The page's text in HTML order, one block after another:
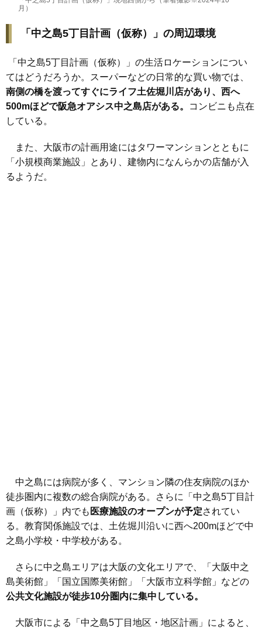
月）
「中之島5丁目計画（仮称）」の周辺環境
「中之島5丁目計画（仮称）」の生活ロケーションについ
てはどうだろうか。スーパーなどの日常的な買い物では、
南側の橋を渡ってすぐにライフ土佐堀川店があり、西へ
500mほどで阪急オアシス中之島店がある。
コンビニも点在
している。
また、大阪市の計画用途にはタワーマンションとともに
「小規模商業施設」とあり、建物内になんらかの店舗が入
るようだ。
中之島には病院が多く、マンション隣の住友病院のほか
徒歩圏内に複数の総合病院がある。さらに「中之島5丁目計
画（仮称）」内でも 医療施設のオープンが予定されてい
る。教育関係施設では、土佐堀川沿いに西へ200mほどで中
之島小学校・中学校がある。
さらに中之島エリアは大阪の文化エリアで、「大阪中之
島美術館」「国立国際美術館」「大阪市立科学館」などの
公共文化施設が徒歩10分圏内に集中している。
大阪市による「中之島5丁目地区・地区計画」 によると、